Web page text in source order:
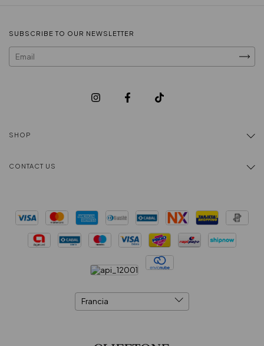
SUBSCRIBE TO OUR NEWSLETTER
SHOP
CONTACT US